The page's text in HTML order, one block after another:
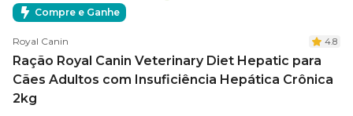
Compre e Ganhe
Royal Canin 4.8
Ração Royal Canin Veterinary Diet Hepatic para
Cães Adultos com Insuficiência Hepática Crônica
2kg